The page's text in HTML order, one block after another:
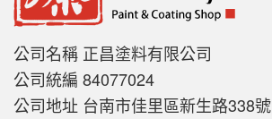
公司名稱 正昌塗料有限公司
公司統編 84077024
公司地址 台南市佳里區新生路338號